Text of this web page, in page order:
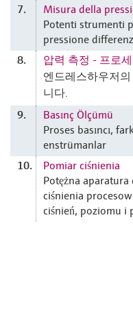
7.
Misura della
Potenti strumenti
pressione
8.
압력 측정 - 프로
엔드레스하우저
니다.
9.
Basınç Ölçümü
Proses basıncı,
enstrümanlar
10.
Pomiar ciśnienia
Potężna
ciśnienia
ciśnień, poziomu i